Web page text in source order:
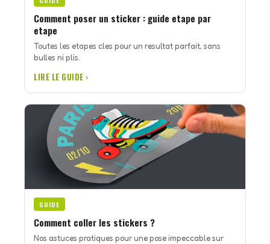
Comment poser un sticker : guide etape par
etape
Toutes les etapes cles pour un resultat parfait, sans
bulles ni plis.
LIRE LE GUIDE ›
GUIDE
Comment coller les stickers ?
Nos astuces pratiques pour une pose impeccable sur